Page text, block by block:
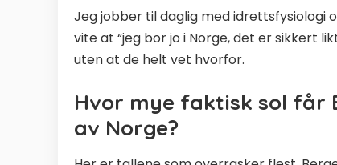
Jeg jobber til daglig med
vite at “jeg bor jo i Norge, det er sikkert
uten at de helt vet hvorfor.
Hvor mye faktisk sol får
av Norge?